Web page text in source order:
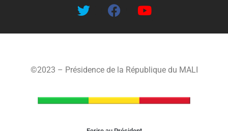
©2023 – Présidence de la République du MALI